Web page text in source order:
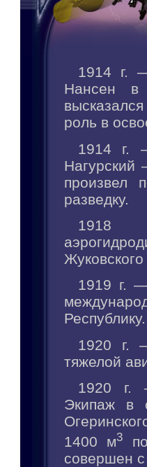
1914 г.
Нансен в
роль в
1914 г.
Нагурский
произвел
разведку.
1918
1919 г.
Республику.
1920 г.
тяжелой
1920 г.
Экипаж в
1400 м3
совершен